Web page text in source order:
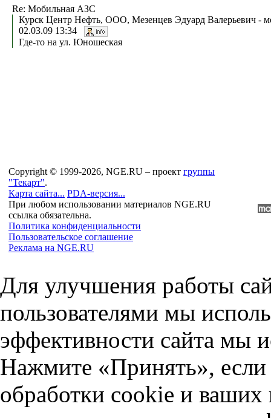
Re: Мобильная АЗС
Курск Центр Нефть, ООО, Мезенцев Эдуард Валерьевич -
02.03.09 13:34
Где-то на ул. Юношеская
Copyright © 1999-2026, NGE.RU – проект группы
"Текарт".
Карта сайта... PDA-версия...
При любом использовании материалов NGE.RU
ссылка обязательна.
Политика конфиденциальности
Пользовательское соглашение
Реклама на NGE.RU
Для улучшения работы
пользователями мы
эффективности сайта мы
Нажмите «Принять», если
обработки cookie и